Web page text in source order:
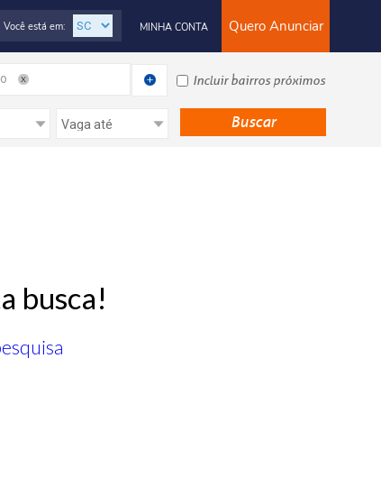
Quero Anunciar
MINHA CONTA
Você está em:
Incluir bairros próximos
busca!